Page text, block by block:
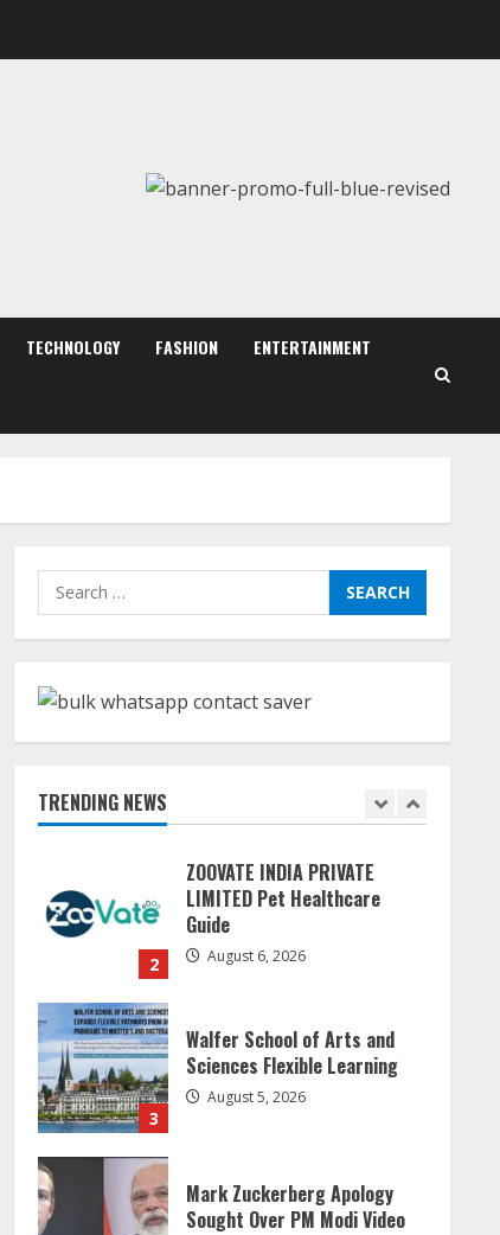
TECHNOLOGY FASHION ENTERTAINMENT
Search
for:
TRENDING NEWS
3
4
Dr. Shamin Eabenson:
Biomedical Waste Awareness
August 6, 2026
2
ZOOVATE INDIA PRIVATE
LIMITED Pet Healthcare
3
Walfer School of Arts and
Sciences Flexible Learning
4
Mark Zuckerberg Apology
Sought Over PM Modi Video
August 5, 2026
Teamplus Staffing Solution
Pvt Ltd AI Staffing Leader